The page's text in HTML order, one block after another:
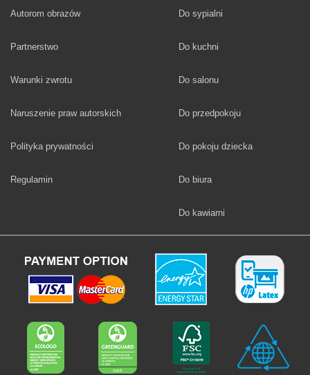
Autorom obrazów
Partnerstwo
Warunki zwrotu
Naruszenie praw autorskich
Polityka prywatności
Regulamin
Fototapety
Do sypialni
Fototapety
Do kuchni
Fototapety
Do salonu
Fototapety
Do przedpokoju
Fototapety
Do pokoju dziecka
Fototapety
Do biura
Fototapety
Do kawiarni